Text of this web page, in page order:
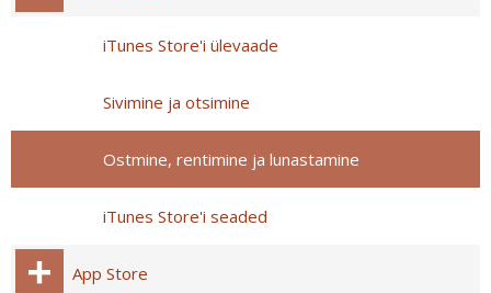
iTunes Store'i ülevaade
Sivimine ja otsimine
Ostmine, rentimine ja lunastamine
iTunes Store'i seaded
App Store